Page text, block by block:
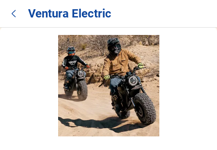
Ventura Electric